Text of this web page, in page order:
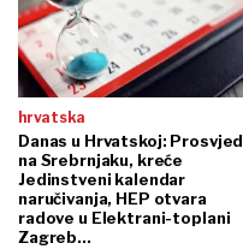
hrvatska
Danas u Hrvatskoj: Prosvjed
na Srebrnjaku, kreće
Jedinstveni kalendar
naručivanja, HEP otvara
radove u Elektrani-toplani
Zagreb...